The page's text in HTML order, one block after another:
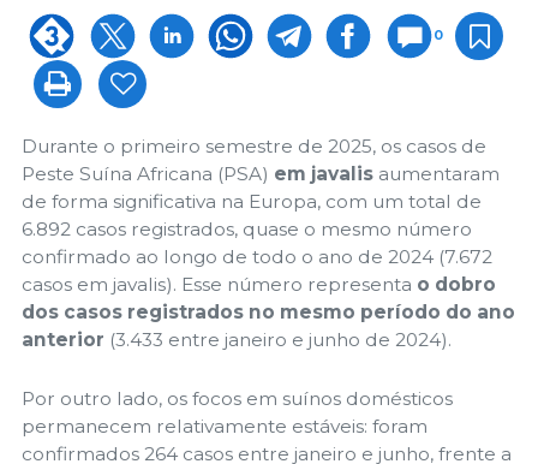
0
Durante o primeiro semestre de 2025, os casos de
Peste Suína Africana (PSA) em javalis aumentaram
de forma significativa na Europa, com um total de
6.892 casos registrados, quase o mesmo número
confirmado ao longo de todo o ano de 2024 (7.672
casos em javalis). Esse número representa o dobro
dos casos registrados no mesmo período do ano
anterior (3.433 entre janeiro e junho de 2024).
Por outro lado, os focos em suínos domésticos
permanecem relativamente estáveis: foram
confirmados 264 casos entre janeiro e junho, frente a